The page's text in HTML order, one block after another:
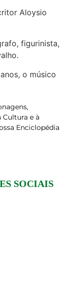
Aloysio
figurinista,
o músico
e à
Enciclopédia
SOCIAIS